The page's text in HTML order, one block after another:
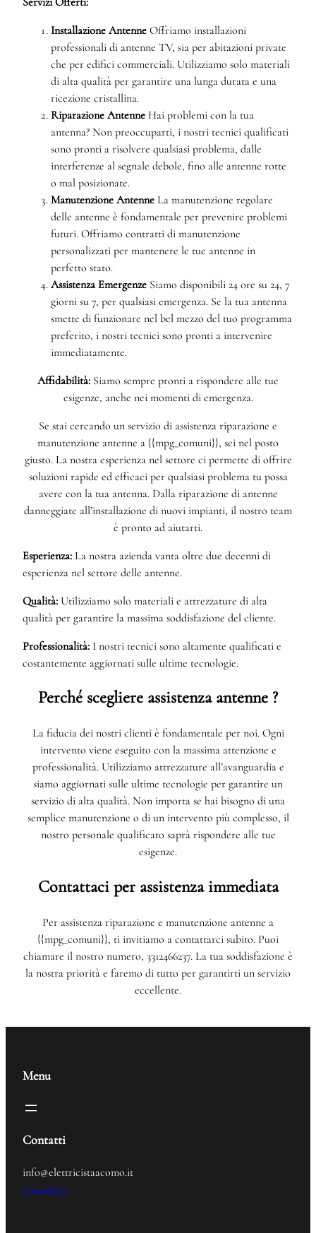
Installazione Antenne Offriamo installazioni
professionali di antenne TV, sia per abitazioni private
che per edifici commerciali. Utilizziamo solo materiali
di alta qualità per garantire una lunga durata e una
ricezione cristallina.
Riparazione Antenne Hai problemi con la tua
antenna? Non preoccuparti, i nostri tecnici qualificati
sono pronti a risolvere qualsiasi problema, dalle
interferenze al segnale debole, fino alle antenne rotte
o mal posizionate.
Manutenzione Antenne La manutenzione regolare
delle antenne è fondamentale per prevenire problemi
futuri. Offriamo contratti di manutenzione
personalizzati per mantenere le tue antenne in
perfetto stato.
Assistenza Emergenze Siamo disponibili 24 ore su 24, 7
giorni su 7, per qualsiasi emergenza. Se la tua antenna
smette di funzionare nel bel mezzo del tuo programma
preferito, i nostri tecnici sono pronti a intervenire
immediatamente.
Affidabilità: Siamo sempre pronti a rispondere alle tue
esigenze, anche nei momenti di emergenza.
Se stai cercando un servizio di assistenza riparazione e
manutenzione antenne a {{mpg_comuni}}, sei nel posto
giusto. La nostra esperienza nel settore ci permette di offrire
soluzioni rapide ed efficaci per qualsiasi problema tu possa
avere con la tua antenna. Dalla riparazione di antenne
danneggiate all’installazione di nuovi impianti, il nostro team
è pronto ad aiutarti.
Esperienza: La nostra azienda vanta oltre due decenni di
esperienza nel settore delle antenne.
Qualità: Utilizziamo solo materiali e attrezzature di alta
qualità per garantire la massima soddisfazione del cliente.
Professionalità: I nostri tecnici sono altamente qualificati e
costantemente aggiornati sulle ultime tecnologie.
Perché scegliere assistenza antenne ?
La fiducia dei nostri clienti è fondamentale per noi. Ogni
intervento viene eseguito con la massima attenzione e
professionalità. Utilizziamo attrezzature all’avanguardia e
siamo aggiornati sulle ultime tecnologie per garantire un
servizio di alta qualità. Non importa se hai bisogno di una
semplice manutenzione o di un intervento più complesso, il
nostro personale qualificato saprà rispondere alle tue
esigenze.
Contattaci per assistenza immediata
Per assistenza riparazione e manutenzione antenne a
{{mpg_comuni}}, ti invitiamo a contattarci subito. Puoi
chiamare il nostro numero, 3312466237. La tua soddisfazione è
la nostra priorità e faremo di tutto per garantirti un servizio
eccellente.
Menu
Contatti
info@elettricistaacomo.it
3312466237